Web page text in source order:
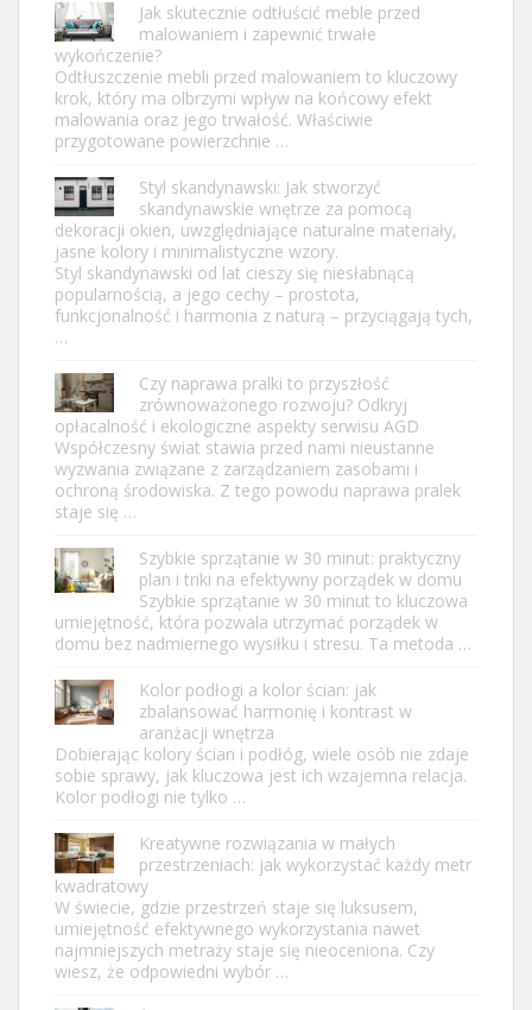
Jak skutecznie odtłuścić meble przed
malowaniem i zapewnić trwałe
wykończenie?
Odtłuszczenie mebli przed malowaniem to kluczowy
krok, który ma olbrzymi wpływ na końcowy efekt
malowania oraz jego trwałość. Właściwie
przygotowane powierzchnie …
Styl skandynawski: Jak stworzyć
skandynawskie wnętrze za pomocą
dekoracji okien, uwzględniające naturalne materiały,
jasne kolory i minimalistyczne wzory.
Styl skandynawski od lat cieszy się niesłabnącą
popularnością, a jego cechy – prostota,
funkcjonalność i harmonia z naturą – przyciągają tych,
…
Czy naprawa pralki to przyszłość
zrównoważonego rozwoju? Odkryj
opłacalność i ekologiczne aspekty serwisu AGD
Współczesny świat stawia przed nami nieustanne
wyzwania związane z zarządzaniem zasobami i
ochroną środowiska. Z tego powodu naprawa pralek
staje się …
Szybkie sprzątanie w 30 minut: praktyczny
plan i triki na efektywny porządek w domu
Szybkie sprzątanie w 30 minut to kluczowa
umiejętność, która pozwala utrzymać porządek w
domu bez nadmiernego wysiłku i stresu. Ta metoda …
Kolor podłogi a kolor ścian: jak
zbalansować harmonię i kontrast w
aranżacji wnętrza
Dobierając kolory ścian i podłóg, wiele osób nie zdaje
sobie sprawy, jak kluczowa jest ich wzajemna relacja.
Kolor podłogi nie tylko …
Kreatywne rozwiązania w małych
przestrzeniach: jak wykorzystać każdy metr
kwadratowy
W świecie, gdzie przestrzeń staje się luksusem,
umiejętność efektywnego wykorzystania nawet
najmniejszych metraży staje się nieoceniona. Czy
wiesz, że odpowiedni wybór …